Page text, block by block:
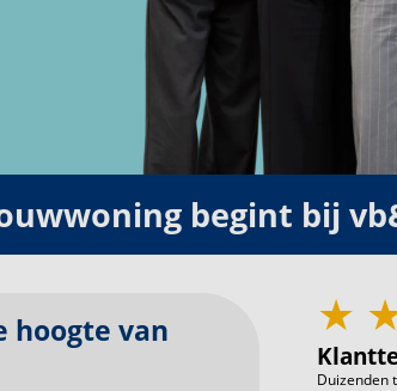
begint bij
hoogte van
Duizenden